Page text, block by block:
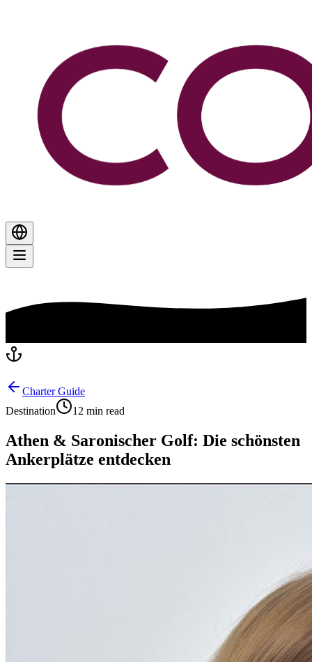
Charter Guide
Destination
12 min read
Athen & Saronischer Golf: Die schönsten
Ankerplätze entdecken